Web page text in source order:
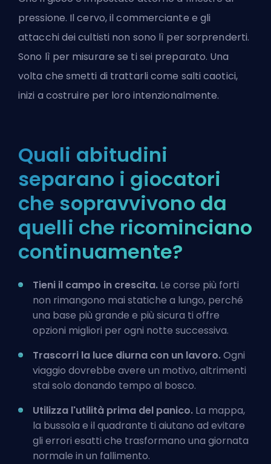
pressione. Il cervo, il commerciante e gli
attacchi dei cultisti non sono lì per sorprenderti.
Sono lì per misurare se ti sei preparato. Una
volta che smetti di trattarli come salti caotici,
inizi a costruire per loro intenzionalmente.
Quali abitudini
separano i giocatori
che sopravvivono da
quelli che ricominciano
continuamente?
Tieni il campo in crescita. Le corse più forti
non rimangono mai statiche a lungo, perché
una base più grande e più sicura ti offre
opzioni migliori per ogni notte successiva.
Trascorri la luce diurna con un lavoro.Ogni
viaggio dovrebbe avere un motivo, altrimenti
stai solo donando tempo al bosco.
Utilizza l'utilità prima del panico. La mappa,
la bussola e il quadrante ti aiutano ad evitare
gli errori esatti che trasformano una giornata
normale in un fallimento.